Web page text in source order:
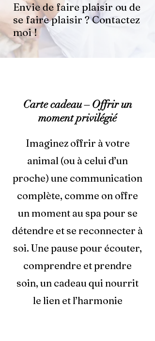
Envie de faire plaisir ou de
se faire plaisir ? Contactez
moi !
Carte cadeau – Offrir un
moment privilégié
Imaginez offrir à votre
animal (ou à celui d’un
proche) une communication
complète, comme on offre
un moment au spa pour se
détendre et se reconnecter à
soi. Une pause pour écouter,
comprendre et prendre
soin, un cadeau qui nourrit
le lien et l’harmonie